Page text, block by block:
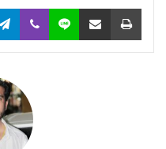
Telegram
Viber Line Share via Email Print